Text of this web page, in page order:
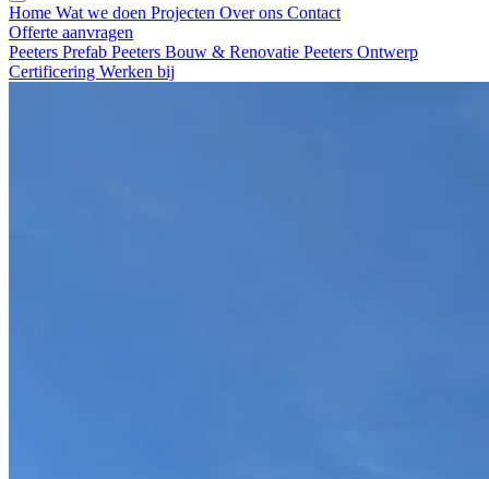
Home Wat we doen Projecten Over ons Contact
Offerte aanvragen
Peeters Prefab Peeters Bouw & Renovatie Peeters Ontwerp
Certificering Werken bij